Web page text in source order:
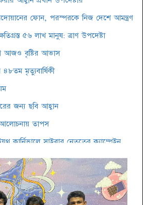
ফোন, পরস্পরকে নিজ দেশে আমন্ত্রণ
৫৬ লাখ মানুষ: ত্রাণ উপদেষ্টা
আজও বৃষ্টির আভাস
মৃত্যুবার্ষিকী
জন্য ছবি আহ্বান
আলোচনায় তাপস
কার্নিভালে সাইবার নেতৃত্বের ক্যাম্পেইন
১৪২৫ প্রতিযোগিতার দ্বিতীয় পর্ব অনুষ্ঠিত
সাদী’র আবৃত্তির অ্যালবাম ‘ঘুমের ঘুঙুর’
পরিষদের আলোচনা সভা অনুষ্ঠিত